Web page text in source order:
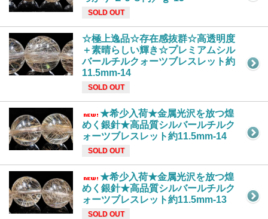
SOLD OUT
☆極上逸品☆存在感抜群☆高透明度
＋素晴らしい輝き☆プレミアムシル
バールチルクォーツブレスレット約
11.5mm-14
SOLD OUT
★希少入荷★金属光沢を放つ煌
めく銀針★高品質シルバールチルク
ォーツブレスレット約11.5mm-14
SOLD OUT
★希少入荷★金属光沢を放つ煌
めく銀針★高品質シルバールチルク
ォーツブレスレット約11.5mm-13
SOLD OUT